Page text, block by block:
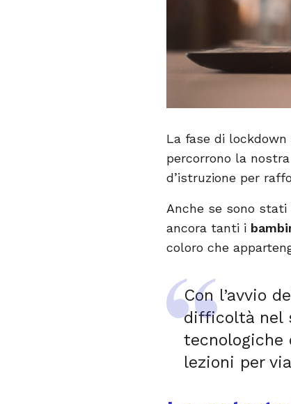
La fase di
percorrono la
d’istruzione per
Anche se sono stati
ancora tanti i
coloro che
Con l’avvio
difficoltà nel
tecnologiche
lezioni per